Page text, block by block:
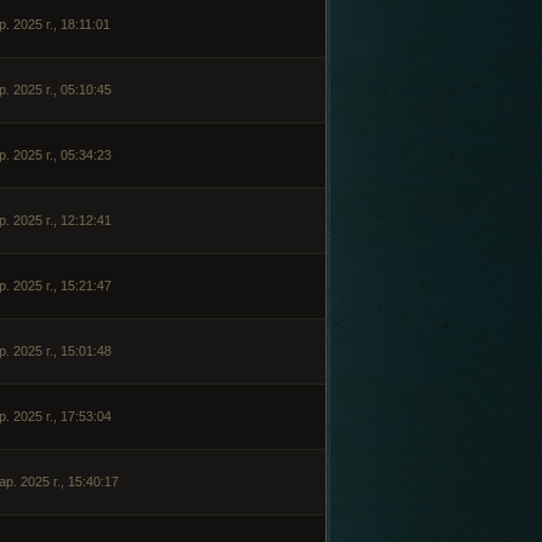
2025 г., 18:11:01
2025 г., 05:10:45
2025 г., 05:34:23
2025 г., 12:12:41
2025 г., 15:21:47
2025 г., 15:01:48
2025 г., 17:53:04
2025 г., 15:40:17